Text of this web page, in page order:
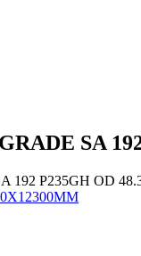
SA
192 P235GH OD